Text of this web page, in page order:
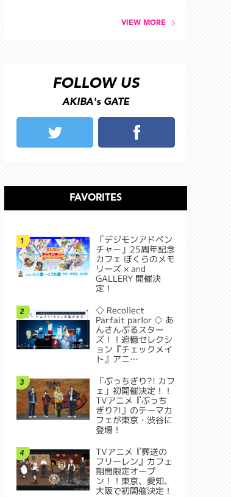
VIEW MORE
FOLLOW US
AKIBA's GATE
FAVORITES
1
「デジモンアドベン
チャー」25周年記念
カフェ ぼくらのメモ
リーズ × and
GALLERY 開催決
定！
2
◇ Recollect
Parfait parlor ◇ あ
んさんぶるスター
ズ！！追憶セレクシ
ョン『チェックメイ
ト』アニ…
3
「ぶっちぎり?! カフ
ェ」初開催決定！！
TVアニメ『ぶっち
ぎり?!』のテーマカ
フェが東京・渋谷に
登場！
4
TVアニメ『葬送の
フリーレン』カフェ
期間限定オープ
ン！！東京、愛知、
大阪で初開催決定！